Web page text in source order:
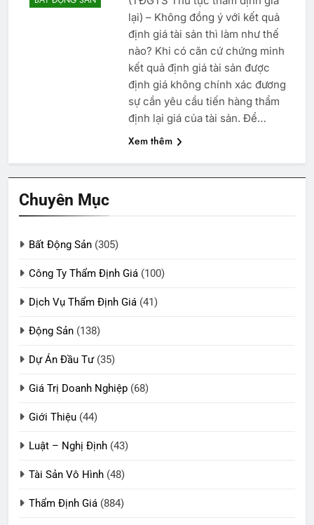
lại) – Không đồng ý với kết quả
định giá tài sản thì làm như thế
nào? Khi có căn cứ chứng minh
kết quả định giá tài sản được
định giá không chính xác đương
sự cần yêu cầu tiến hàng thẩm
định lại giá của tài sản. Để…
Xem thêm
Chuyên Mục
Bất Động Sản (305)
Công Ty Thẩm Định Giá (100)
Dịch Vụ Thẩm Định Giá (41)
Động Sản (138)
Dự Án Đầu Tư(35)
Giá Trị Doanh Nghiệp (68)
Giới Thiệu (44)
Luật – Nghị Định (43)
Tài Sản Vô Hình (48)
Thẩm Định Giá (884)